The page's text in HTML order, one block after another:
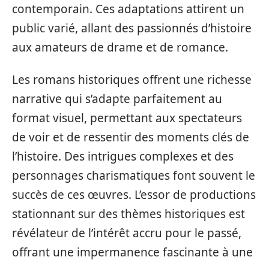
contemporain. Ces adaptations attirent un
public varié, allant des passionnés d’histoire
aux amateurs de drame et de romance.
Les romans historiques offrent une richesse
narrative qui s’adapte parfaitement au
format visuel, permettant aux spectateurs
de voir et de ressentir des moments clés de
l’histoire. Des intrigues complexes et des
personnages charismatiques font souvent le
succès de ces œuvres. L’essor de productions
stationnant sur des thèmes historiques est
révélateur de l’intérêt accru pour le passé,
offrant une impermanence fascinante à une